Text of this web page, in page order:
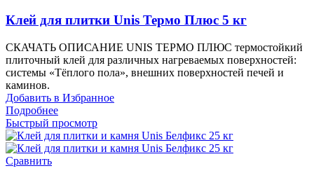
Клей для плитки Unis Термо Плюс 5 кг
СКАЧАТЬ ОПИСАНИЕ UNIS ТЕРМО ПЛЮС термостойкий
плиточный клей для различных нагреваемых поверхностей:
системы «Тёплого пола», внешних поверхностей печей и
каминов.
Добавить в Избранное
Подробнее
Быстрый просмотр
Сравнить